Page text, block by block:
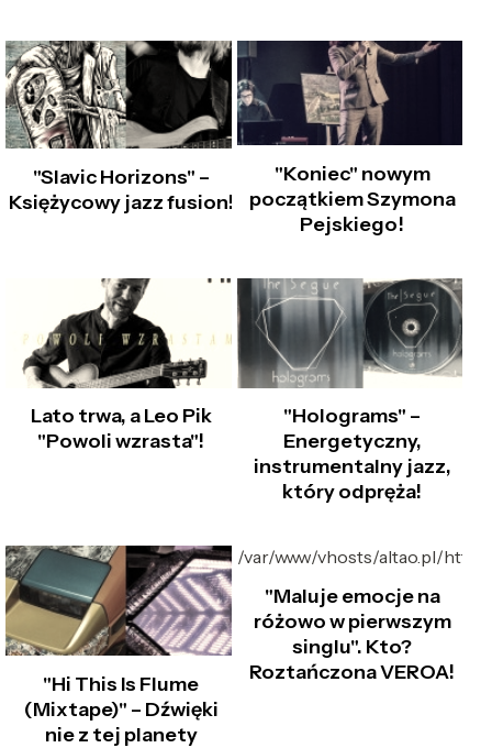
"Slavic Horizons" –
Księżycowy jazz fusion!
"Koniec" nowym
początkiem Szymona
Pejskiego!
Lato trwa, a Leo Pik
"Powoli wzrasta"!
"Holograms" –
Energetyczny,
instrumentalny jazz,
który odpręża!
"Hi This Is Flume
(Mixtape)" – Dźwięki
nie z tej planety
/var/www/vhosts/altao.pl/
"Maluje emocje na
różowo w pierwszym
singlu". Kto?
Roztańczona VEROA!